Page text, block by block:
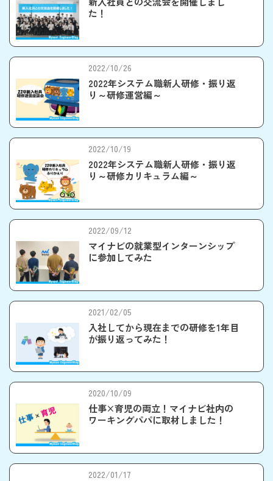
た！
2022/10/26
2022年システム職新人研修・振り返
り～研修運営編～
2022/10/19
2022年システム職新人研修・振り返
り～研修カリキュラム編～
2022/09/12
マイナビの就業型インターンシップ
に参加してみた
2021/02/05
入社してから現在までの研修を1年目
が振り返ってみた！
2020/10/09
仕事×育児の両立！マイナビ社内の
ワーキングパパに取材しました！
2022/01/17